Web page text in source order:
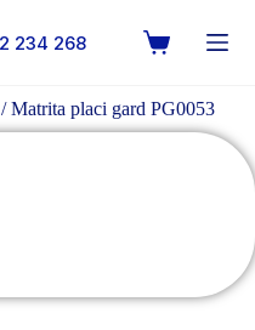
234 268
/ Matrita placi gard PG0053